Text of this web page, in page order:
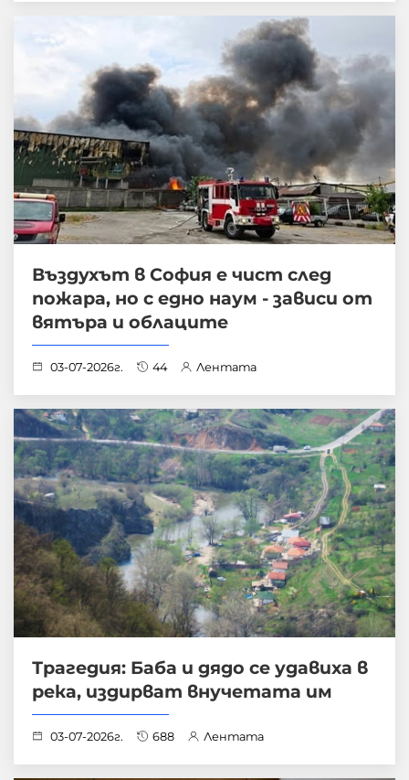
Въздухът в София е чист след
пожара, но с едно наум - зависи от
вятъра и облаците
03-07-2026г. 44 Лентата
Трагедия: Баба и дядо се удавиха в
река, издирват внучетата им
03-07-2026г. 688 Лентата